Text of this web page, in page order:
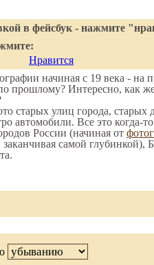
в фейсбук - нажмите
Нравится
начиная с 19 века - на
прошлому? Интересно, как
старых улиц города, старых
автомобили. Все это когда-
России (начиная от
заканчивая самой глубинкой),